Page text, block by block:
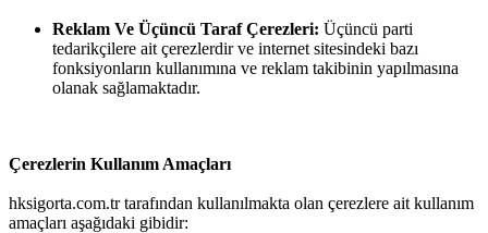
Reklam Ve Üçüncü Taraf Çerezleri: Üçüncü parti
tedarikçilere ait çerezlerdir ve internet sitesindeki bazı
fonksiyonların kullanımına ve reklam takibinin yapılmasına
olanak sağlamaktadır.
Çerezlerin Kullanım Amaçları
hksigorta.com.tr tarafından kullanılmakta olan çerezlere ait kullanım
amaçları aşağıdaki gibidir: